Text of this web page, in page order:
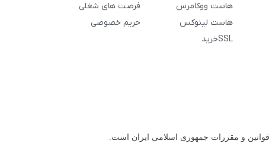
هاست ووکامرس
هاست لینوکس
SSLخرید
فرصت های شغلی
حریم خصوصی
قوانین و مقررات جمهوری اسلامی ایران است.